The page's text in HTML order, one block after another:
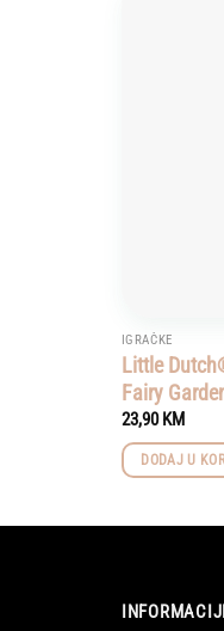
IGRAČKE
Little
Fairy
23,90KM
DODAJ U